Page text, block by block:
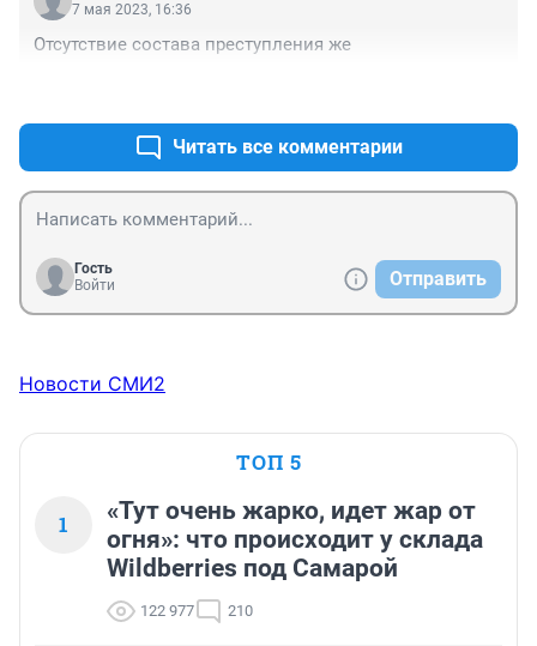
7 мая 2023, 16:36
Отсутствие состава преступления же
Читать все комментарии
Гость
Войти
Отправить
Новости СМИ2
ТОП 5
1
«Тут очень жарко, идет жар от
огня»: что происходит у склада
Wildberries под Самарой
122 977 210